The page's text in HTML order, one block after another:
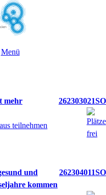
Menü
mehr
262303021SO
teilnehmen
und
kommen
262304011SO